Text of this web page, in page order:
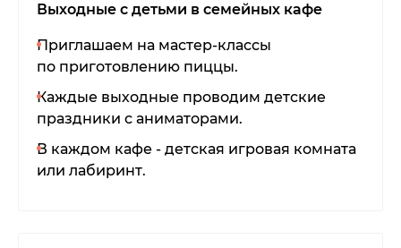
Выходные с детьми в семейных кафе
Приглашаем на мастер-классы
по приготовлению пиццы.
Каждые выходные проводим детские
праздники с аниматорами.
В каждом кафе - детская игровая комната
или лабиринт.